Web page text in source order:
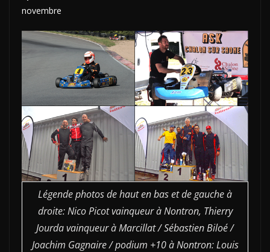
novembre
Légende photos de haut en bas et de gauche à
droite: Nico Picot vainqueur à Nontron, Thierry
Jourda vainqueur à Marcillat / Sébastien Biloé /
Joachim Gagnaire / podium +10 à Nontron: Louis